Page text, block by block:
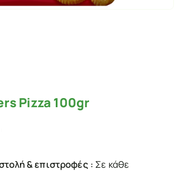
Pizza 100gr
& επιστροφές : Σε κάθε